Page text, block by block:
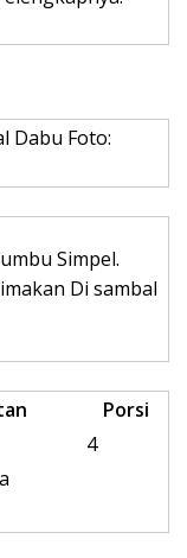
Dabu Foto:
Simpel.
Di sambal
Porsi
4